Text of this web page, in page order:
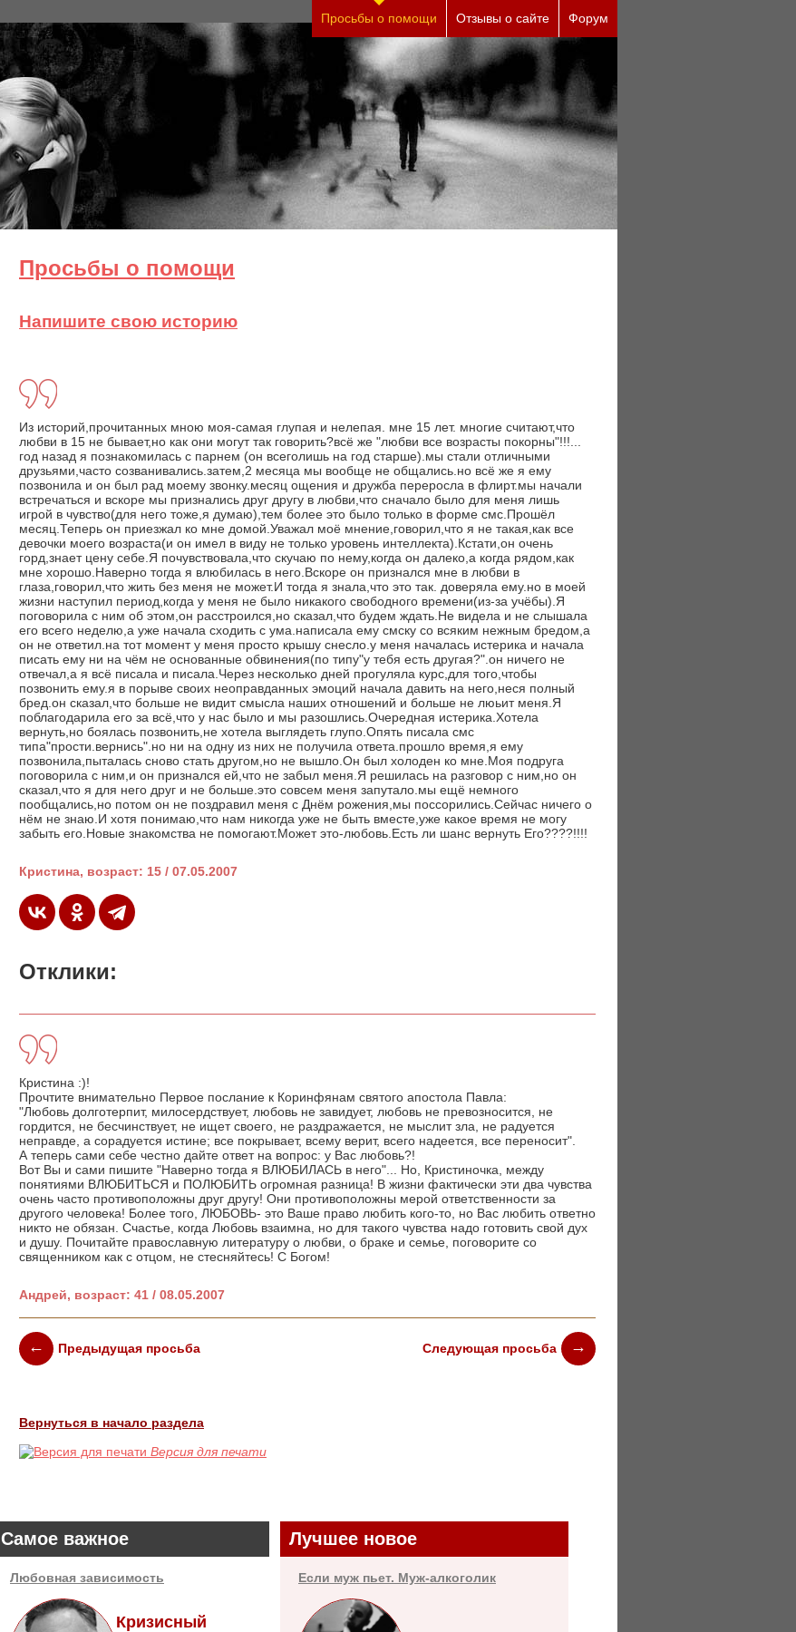
Просьбы о помощи Отзывы о сайте Форум
Просьбы о помощи
Напишите свою историю
Из историй,прочитанных мною моя-самая глупая и нелепая. мне 15 лет. многие считают,что
любви в 15 не бывает,но как они могут так говорить?всё же "любви все возрасты покорны"!!!...
год назад я познакомилась с парнем (он всеголишь на год старше).мы стали отличными
друзьями,часто созванивались.затем,2 месяца мы вообще не общались.но всё же я ему
позвонила и он был рад моему звонку.месяц ощения и дружба переросла в флирт.мы начали
встречаться и вскоре мы признались друг другу в любви,что сначало было для меня лишь
игрой в чувство(для него тоже,я думаю),тем более это было только в форме смс.Прошёл
месяц.Теперь он приезжал ко мне домой.Уважал моё мнение,говорил,что я не такая,как все
девочки моего возраста(и он имел в виду не только уровень интеллекта).Кстати,он очень
горд,знает цену себе.Я почувствовала,что скучаю по нему,когда он далеко,а когда рядом,как
мне хорошо.Наверно тогда я влюбилась в него.Вскоре он признался мне в любви в
глаза,говорил,что жить без меня не может.И тогда я знала,что это так. доверяла ему.но в моей
жизни наступил период,когда у меня не было никакого свободного времени(из-за учёбы).Я
поговорила с ним об этом,он расстроился,но сказал,что будем ждать.Не видела и не слышала
его всего неделю,а уже начала сходить с ума.написала ему смску со всяким нежным бредом,а
он не ответил.на тот момент у меня просто крышу снесло.у меня началась истерика и начала
писать ему ни на чём не основанные обвинения(по типу"у тебя есть другая?".он ничего не
отвечал,а я всё писала и писала.Через несколько дней прогуляла курс,для того,чтобы
позвонить ему.я в порыве своих неоправданных эмоций начала давить на него,неся полный
бред.он сказал,что больше не видит смысла наших отношений и больше не люьит меня.Я
поблагодарила его за всё,что у нас было и мы разошлись.Очередная истерика.Хотела
вернуть,но боялась позвонить,не хотела выглядеть глупо.Опять писала смс
типа"прости.вернись".но ни на одну из них не получила ответа.прошло время,я ему
позвонила,пыталась сново стать другом,но не вышло.Он был холоден ко мне.Моя подруга
поговорила с ним,и он признался ей,что не забыл меня.Я решилась на разговор с ним,но он
сказал,что я для него друг и не больше.это совсем меня запутало.мы ещё немного
пообщались,но потом он не поздравил меня с Днём рожения,мы поссорились.Сейчас ничего о
нём не знаю.И хотя понимаю,что нам никогда уже не быть вместе,уже какое время не могу
забыть его.Новые знакомства не помогают.Может это-любовь.Есть ли шанс вернуть Его????!!!!
Кристина, возраст: 15 / 07.05.2007
Отклики:
Кристина :)!
Прочтите внимательно Первое послание к Коринфянам святого апостола Павла:
"Любовь долготерпит, милосердствует, любовь не завидует, любовь не превозносится, не
гордится, не бесчинствует, не ищет своего, не раздражается, не мыслит зла, не радуется
неправде, а сорадуется истине; все покрывает, всему верит, всего надеется, все переносит".
А теперь сами себе честно дайте ответ на вопрос: у Вас любовь?!
Вот Вы и сами пишите "Наверно тогда я ВЛЮБИЛАСЬ в него"... Но, Кристиночка, между
понятиями ВЛЮБИТЬСЯ и ПОЛЮБИТЬ огромная разница! В жизни фактически эти два чувства
очень часто противоположны друг другу! Они противоположны мерой ответственности за
другого человека! Более того, ЛЮБОВЬ- это Ваше право любить кого-то, но Вас любить ответно
никто не обязан. Счастье, когда Любовь взаимна, но для такого чувства надо готовить свой дух
и душу. Почитайте православную литературу о любви, о браке и семье, поговорите со
священником как с отцом, не стесняйтесь! С Богом!
Андрей, возраст: 41 / 08.05.2007
Предыдущая просьба Следующая просьба
Вернуться в начало раздела
Версия для печати
Самое важное
Любовная зависимость
Кризисный
Лучшее новое
Если муж пьет. Муж-алкоголик